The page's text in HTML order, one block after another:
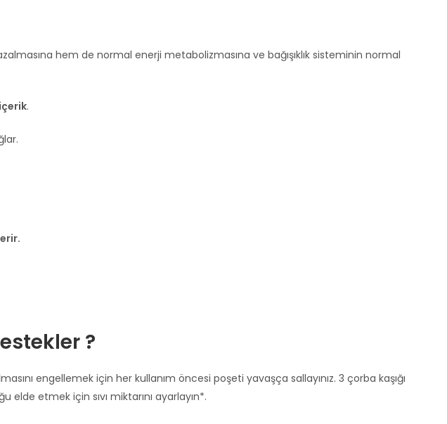
hem de normal enerji metabolizmasına ve bağışıklık sisteminin normal
.
?
engellemek için her kullanım öncesi poşeti yavaşça sallayınız. 3 çorba kaşığı
etmek için sıvı miktarını ayarlayın*.